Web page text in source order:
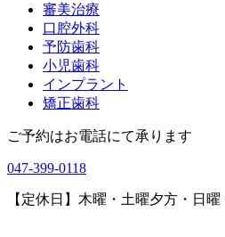
審美治療
口腔外科
予防歯科
小児歯科
インプラント
矯正歯科
ご予約はお電話にて承ります
047-399-0118
【定休日】木曜・土曜夕方・日